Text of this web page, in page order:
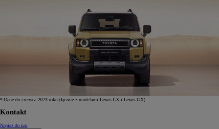
* Dane do czerwca 2023 roku (łącznie z modelami Lexus LX i Lexus GX).
Kontakt
Napisz do nas